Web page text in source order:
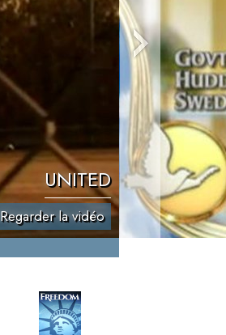
UNITED
Regarder la vidéo